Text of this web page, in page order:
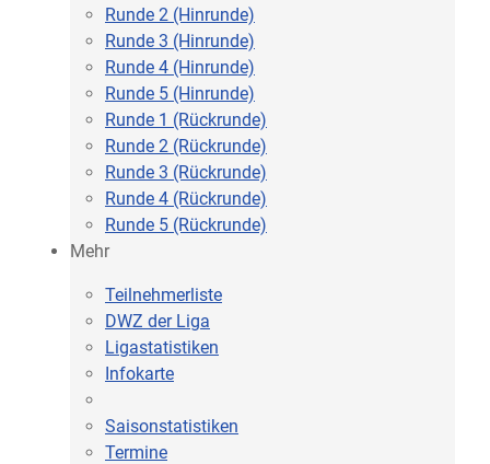
Runde 2 (Hinrunde)
Runde 3 (Hinrunde)
Runde 4 (Hinrunde)
Runde 5 (Hinrunde)
Runde 1 (Rückrunde)
Runde 2 (Rückrunde)
Runde 3 (Rückrunde)
Runde 4 (Rückrunde)
Runde 5 (Rückrunde)
Mehr
Teilnehmerliste
DWZ der Liga
Ligastatistiken
Infokarte
Saisonstatistiken
Termine